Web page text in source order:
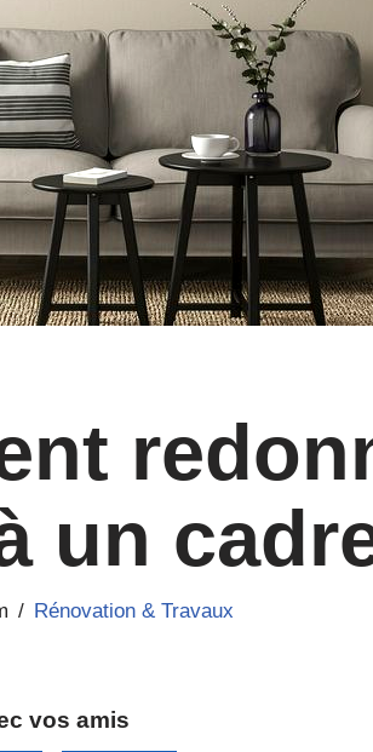
un
Rénovation & Travaux
vos amis